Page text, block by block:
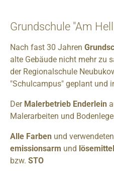
Grundschule "Am
Nach fast 30 Jahren
alte Gebäude nicht mehr zu
der Regionalschule
"Schulcampus" geplant und
Der Malerbetrieb Enderlein
Malerarbeiten und
Alle Farben und verwendeten
emissionsarm und
bzw. STO